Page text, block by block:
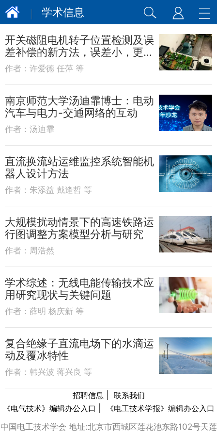
学术信息
开关磁阻电机转子位置检测及误
差补偿的新方法，误差小，更准
确
作者： 许爱德 任萍 等
南京师范大学汤迪霏博士：电动
汽车与电力-交通网络的互动
作者： 汤迪霏
直流换流站运维监控系统智能机
器人设计方法
作者： 朱添益 戴逢哲 等
大规模扰动情景下的高速铁路运
行图调整方案模型分析与研究
作者： 周浩然
学术综述：无线电能传输技术应
用研究现状与关键问题
作者： 薛明 杨庆新 等
复合绝缘子直流电场下的水滴运
动及覆冰特性
作者： 韩兴波 蒋兴良 等
招聘信息
联系我们
《电气技术》编辑办公入口
《电工技术学报》编辑办公入口
中国电工技术学会 地址:北京市西城区莲花池东路102号天莲